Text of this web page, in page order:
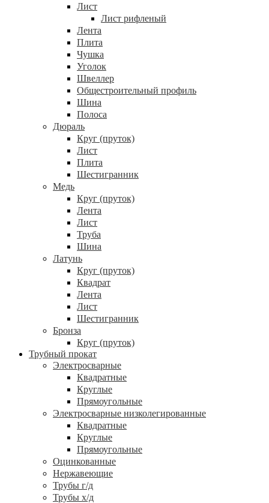
Лист
Лист рифленый
Лента
Плита
Чушка
Уголок
Швеллер
Общестроительный профиль
Шина
Полоса
Дюраль
Круг (пруток)
Лист
Плита
Шестигранник
Медь
Круг (пруток)
Лента
Лист
Труба
Шина
Латунь
Круг (пруток)
Квадрат
Лента
Лист
Шестигранник
Бронза
Круг (пруток)
Трубный прокат
Электросварные
Квадратные
Круглые
Прямоугольные
Электросварные низколегированные
Квадратные
Круглые
Прямоугольные
Оцинкованные
Нержавеющие
Трубы г/д
Трубы х/д